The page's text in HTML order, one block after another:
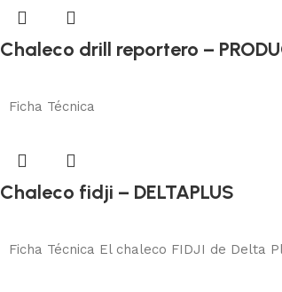
Chaleco drill reportero –
Ficha Técnica
Chaleco fidji – DELTAPLUS
Protección corporal
Ficha Técnica El chaleco FIDJI de Delta